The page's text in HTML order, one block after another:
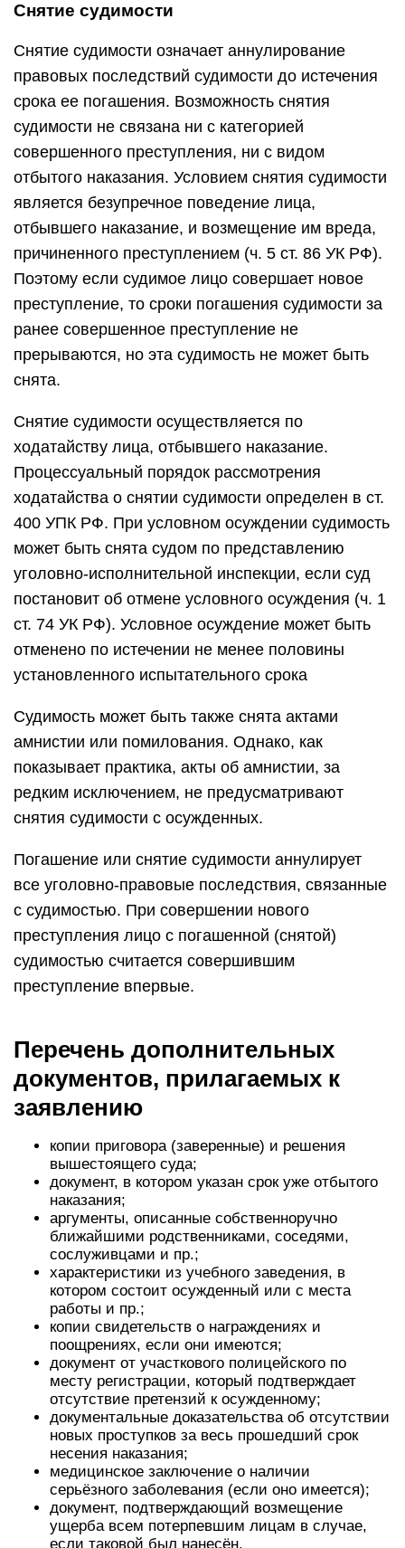
Снятие судимости
Снятие судимости означает аннулирование
правовых последствий судимости до истечения
срока ее погашения. Возможность снятия
судимости не связана ни с категорией
совершенного преступления, ни с видом
отбытого наказания. Условием снятия судимости
является безупречное поведение лица,
отбывшего наказание, и возмещение им вреда,
причиненного преступлением (ч. 5 ст. 86 УК РФ).
Поэтому если судимое лицо совершает новое
преступление, то сроки погашения судимости за
ранее совершенное преступление не
прерываются, но эта судимость не может быть
снята.
Снятие судимости осуществляется по
ходатайству лица, отбывшего наказание.
Процессуальный порядок рассмотрения
ходатайства о снятии судимости определен в ст.
400 УПК РФ. При условном осуждении судимость
может быть снята судом по представлению
уголовно-исполнительной инспекции, если суд
постановит об отмене условного осуждения (ч. 1
ст. 74 УК РФ). Условное осуждение может быть
отменено по истечении не менее половины
установленного испытательного срока
Судимость может быть также снята актами
амнистии или помилования. Однако, как
показывает практика, акты об амнистии, за
редким исключением, не предусматривают
снятия судимости с осужденных.
Погашение или снятие судимости аннулирует
все уголовно-правовые последствия, связанные
с судимостью. При совершении нового
преступления лицо с погашенной (снятой)
судимостью считается совершившим
преступление впервые.
Перечень дополнительных
документов, прилагаемых к
заявлению
копии приговора (заверенные) и решения
вышестоящего суда;
документ, в котором указан срок уже отбытого
наказания;
аргументы, описанные собственноручно
ближайшими родственниками, соседями,
сослуживцами и пр.;
характеристики из учебного заведения, в
котором состоит осужденный или с места
работы и пр.;
копии свидетельств о награждениях и
поощрениях, если они имеются;
документ от участкового полицейского по
месту регистрации, который подтверждает
отсутствие претензий к осужденному;
документальные доказательства об отсутствии
новых проступков за весь прошедший срок
несения наказания;
медицинское заключение о наличии
серьёзного заболевания (если оно имеется);
документ, подтверждающий возмещение
ущерба всем потерпевшим лицам в случае,
если таковой был нанесён.